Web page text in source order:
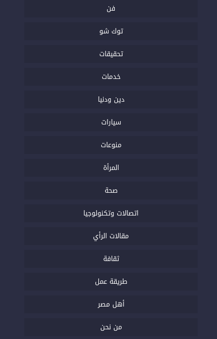
فن
توك شو
تحقيقات
خدمات
دين ودنيا
سيارات
منوعات
المرأة
صحة
اتصالات وتكنولوجيا
مقالات الرأي
ثقافة
طريقة عمل
أهل مصر
من نحن